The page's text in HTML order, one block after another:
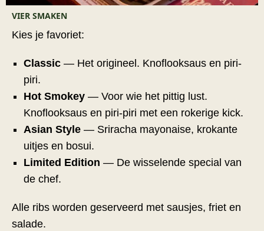
VIER SMAKEN
Kies je favoriet:
Classic — Het origineel. Knoflooksaus en piri-
piri.
Hot Smokey — Voor wie het pittig lust.
Knoflooksaus en piri-piri met een rokerige kick.
Asian Style — Sriracha mayonaise, krokante
uitjes en bosui.
Limited Edition — De wisselende special van
de chef.
Alle ribs worden geserveerd met sausjes, friet en
salade.